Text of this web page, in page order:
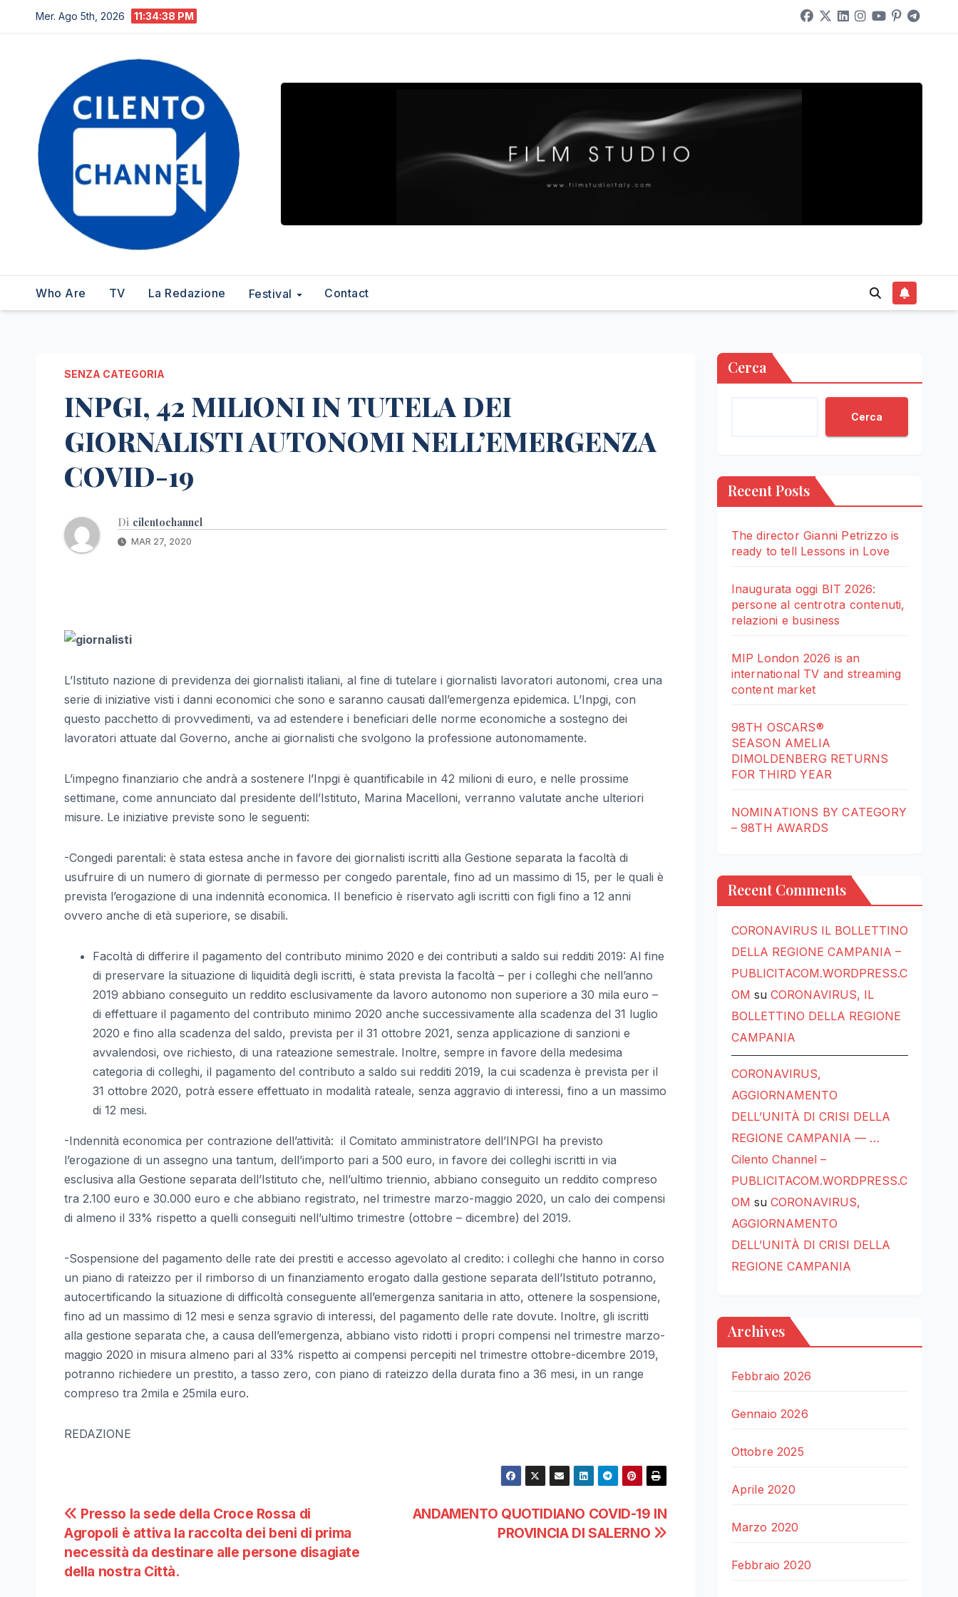
al
Mer. Ago 5th, 2026 11:34:39 PM
Who Are TV La Redazione Festival Contact
SENZA CATEGORIA
INPGI, 42 MILIONI IN TUTELA DEI
GIORNALISTI AUTONOMI NELL’EMERGENZA
COVID-19
Di cilentochannel
MAR 27, 2020
L’Istituto nazione di previdenza dei giornalisti italiani, al fine di tutelare i giornalisti lavoratori autonomi, crea una
serie di iniziative visti i danni economici che sono e saranno causati dall’emergenza epidemica. L’Inpgi, con
questo pacchetto di provvedimenti, va ad estendere i beneficiari delle norme economiche a sostegno dei
lavoratori attuate dal Governo, anche ai giornalisti che svolgono la professione autonomamente.
L’impegno finanziario che andrà a sostenere l’Inpgi è quantificabile in 42 milioni di euro, e nelle prossime
settimane, come annunciato dal presidente dell’Istituto, Marina Macelloni, verranno valutate anche ulteriori
misure. Le iniziative previste sono le seguenti:
-Congedi parentali: è stata estesa anche in favore dei giornalisti iscritti alla Gestione separata la facoltà di
usufruire di un numero di giornate di permesso per congedo parentale, fino ad un massimo di 15, per le quali è
prevista l’erogazione di una indennità economica. Il beneficio è riservato agli iscritti con figli fino a 12 anni
ovvero anche di età superiore, se disabili.
Facoltà di differire il pagamento del contributo minimo 2020 e dei contributi a saldo sui redditi 2019: Al fine
di preservare la situazione di liquidità degli iscritti, è stata prevista la facoltà – per i colleghi che nell’anno
2019 abbiano conseguito un reddito esclusivamente da lavoro autonomo non superiore a 30 mila euro –
di effettuare il pagamento del contributo minimo 2020 anche successivamente alla scadenza del 31 luglio
2020 e fino alla scadenza del saldo, prevista per il 31 ottobre 2021, senza applicazione di sanzioni e
avvalendosi, ove richiesto, di una rateazione semestrale. Inoltre, sempre in favore della medesima
categoria di colleghi, il pagamento del contributo a saldo sui redditi 2019, la cui scadenza è prevista per il
31 ottobre 2020, potrà essere effettuato in modalità rateale, senza aggravio di interessi, fino a un massimo
di 12 mesi.
-Indennità economica per contrazione dell’attività: il Comitato amministratore dell’INPGI ha previsto
l’erogazione di un assegno una tantum, dell’importo pari a 500 euro, in favore dei colleghi iscritti in via
esclusiva alla Gestione separata dell’Istituto che, nell’ultimo triennio, abbiano conseguito un reddito compreso
tra 2.100 euro e 30.000 euro e che abbiano registrato, nel trimestre marzo-maggio 2020, un calo dei compensi
di almeno il 33% rispetto a quelli conseguiti nell’ultimo trimestre (ottobre – dicembre) del 2019.
-Sospensione del pagamento delle rate dei prestiti e accesso agevolato al credito: i colleghi che hanno in corso
un piano di rateizzo per il rimborso di un finanziamento erogato dalla gestione separata dell’Istituto potranno,
autocertificando la situazione di difficoltà conseguente all’emergenza sanitaria in atto, ottenere la sospensione,
fino ad un massimo di 12 mesi e senza sgravio di interessi, del pagamento delle rate dovute. Inoltre, gli iscritti
alla gestione separata che, a causa dell’emergenza, abbiano visto ridotti i propri compensi nel trimestre marzo-
maggio 2020 in misura almeno pari al 33% rispetto ai compensi percepiti nel trimestre ottobre-dicembre 2019,
potranno richiedere un prestito, a tasso zero, con piano di rateizzo della durata fino a 36 mesi, in un range
compreso tra 2mila e 25mila euro.
REDAZIONE
Navigazione
articoli
ANDAMENTO QUOTIDIANO COVID-19 IN
PROVINCIA DI SALERNO
Presso la sede della Croce Rossa di
Agropoli è attiva la raccolta dei beni di prima
necessità da destinare alle persone disagiate
della nostra Città.
Cerca
Cerca
Recent Posts
The director Gianni Petrizzo is
ready to tell Lessons in Love
Inaugurata oggi BIT 2026:
persone al centrotra contenuti,
relazioni e business
MIP London 2026 is an
international TV and streaming
content market
98TH OSCARS®
SEASON AMELIA
DIMOLDENBERG RETURNS
FOR THIRD YEAR
NOMINATIONS BY CATEGORY
– 98TH AWARDS
Recent Comments
CORONAVIRUS IL BOLLETTINO
DELLA REGIONE CAMPANIA –
PUBLICITACOM.WORDPRESS.C
OM su CORONAVIRUS, IL
BOLLETTINO DELLA REGIONE
CAMPANIA
CORONAVIRUS,
AGGIORNAMENTO
DELL’UNITÀ DI CRISI DELLA
REGIONE CAMPANIA — …
Cilento Channel –
PUBLICITACOM.WORDPRESS.C
OM su CORONAVIRUS,
AGGIORNAMENTO
DELL’UNITÀ DI CRISI DELLA
REGIONE CAMPANIA
Archives
Febbraio 2026
Gennaio 2026
Ottobre 2025
Aprile 2020
Marzo 2020
Febbraio 2020